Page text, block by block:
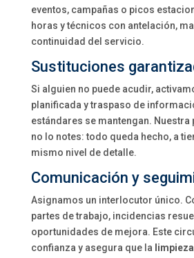
eventos, campañas o picos
horas y técnicos con antelación,
continuidad del servicio.
Sustituciones
Si alguien no puede acudir,
planificada y traspaso de
estándares se mantengan.
no lo notes: todo queda hecho, a
mismo nivel de detalle.
Comunicación y
Asignamos un interlocutor único.
partes de trabajo, incidencias
oportunidades de mejora. Este
confianza y asegura que la